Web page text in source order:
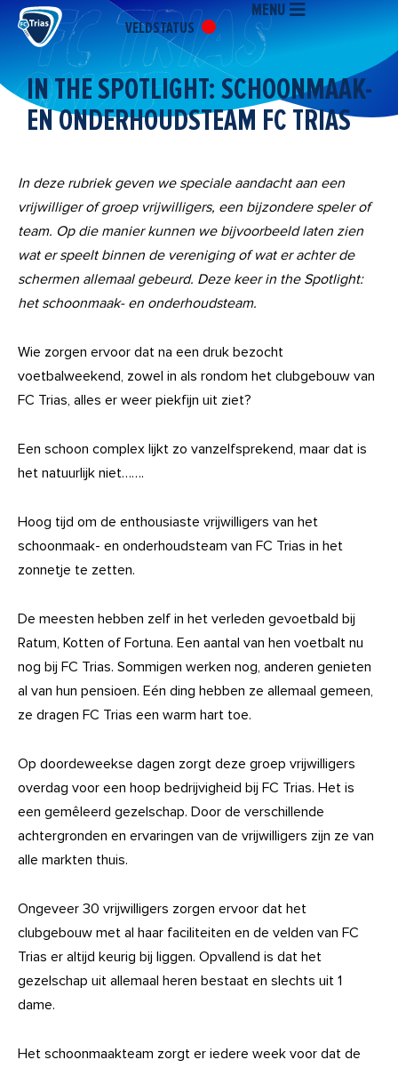
naar
inhoud
VELDSTATUS
MENU
IN THE SPOTLIGHT: SCHOONMAAK-
EN ONDERHOUDSTEAM FC TRIAS
In deze rubriek geven we speciale aandacht aan een
vrijwilliger of groep vrijwilligers, een bijzondere speler of
team. Op die manier kunnen we bijvoorbeeld laten zien
wat er speelt binnen de vereniging of wat er achter de
schermen allemaal gebeurd. Deze keer in the Spotlight:
het schoonmaak- en onderhoudsteam.
Wie zorgen ervoor dat na een druk bezocht
voetbalweekend, zowel in als rondom het clubgebouw van
FC Trias, alles er weer piekfijn uit ziet?
Een schoon complex lijkt zo vanzelfsprekend, maar dat is
het natuurlijk niet…….
Hoog tijd om de enthousiaste vrijwilligers van het
schoonmaak- en onderhoudsteam van FC Trias in het
zonnetje te zetten.
De meesten hebben zelf in het verleden gevoetbald bij
Ratum, Kotten of Fortuna. Een aantal van hen voetbalt nu
nog bij FC Trias. Sommigen werken nog, anderen genieten
al van hun pensioen. Eén ding hebben ze allemaal gemeen,
ze dragen FC Trias een warm hart toe.
Op doordeweekse dagen zorgt deze groep vrijwilligers
overdag voor een hoop bedrijvigheid bij FC Trias. Het is
een gemêleerd gezelschap. Door de verschillende
achtergronden en ervaringen van de vrijwilligers zijn ze van
alle markten thuis.
Ongeveer 30 vrijwilligers zorgen ervoor dat het
clubgebouw met al haar faciliteiten en de velden van FC
Trias er altijd keurig bij liggen. Opvallend is dat het
gezelschap uit allemaal heren bestaat en slechts uit 1
dame.
Het schoonmaakteam zorgt er iedere week voor dat de